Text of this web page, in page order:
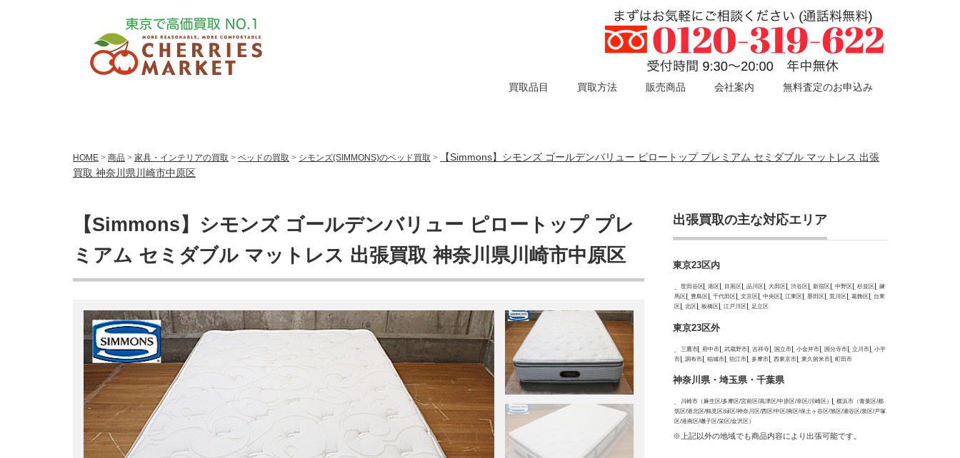
買取品目 買取方法 販売商品 会社案内 無料査定のお申込み
HOME > 商品 > 家具・インテリアの買取 > ベッドの買取 > シモンズ(SIMMONS)のベッド買取 >
【Simmons】シモンズ ゴールデンバリュー ピロートップ プレミアム セミダブル マットレス 出張
買取 神奈川県川崎市中原区
【Simmons】シモンズ ゴールデンバリュー ピロートップ プレ
ミアム セミダブル マットレス 出張買取 神奈川県川崎市中原区
出張買取の主な対応エリア
東京23区内
世田谷区 港区 目黒区 品川区 大田区 渋谷区 新宿区 中野区 杉並区
練
馬区
豊島区 千代田区 文京区 中央区 江東区 墨田区 荒川区 葛飾区
台東
区
北区 板橋区 江戸川区 足立区
東京23区外
三鷹市 府中市 武蔵野市 吉祥寺 国立市 小金井市 国分寺市 立川市
小平
市
調布市 稲城市 狛江市 多摩市 西東京市 東久留米市 町田市
神奈川県・埼玉県・千葉県
川崎市（麻生区/多摩区/宮前区/高津区/中原区/幸区/川崎区）
横浜市（青葉区/都
筑区/港北区/鶴見区/緑区/神奈川区/西区/中区/南区/保土ヶ谷区/旭区/瀬谷区/泉区/戸塚
区/港南区/磯子区/栄区/金沢区）
※上記以外の地域でも商品内容により出張可能です。